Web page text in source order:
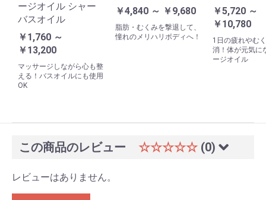
ージオイル シャー
バスオイル
￥1,760 ～
￥13,200
マッサージしながら心も整
える！バスオイルにも使用
OK
￥4,840 ～ ￥9,680
脂肪・むくみを撃退して、
憧れのメリハリボディへ！
￥5,720 ～
￥10,780
1日の疲れやむ
消！体が元気に
ージオイル
この商品のレビュー ☆☆☆☆☆ (0)
レビューはありません。